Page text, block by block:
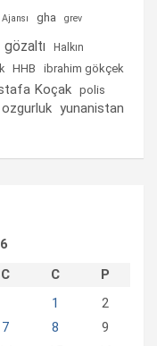
gha grev
gözaltı
Halkın
HHB ibrahim gökçek
Koçak polis
yunanistan
C C
P
1
2
7 8
9